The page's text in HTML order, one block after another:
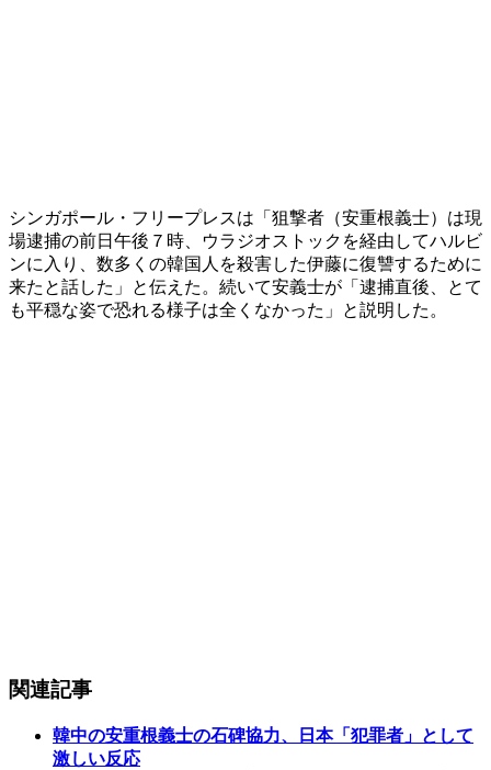
シンガポール・フリープレスは「狙撃者（安重根義士）は現
場逮捕の前日午後７時、ウラジオストックを経由してハルビ
ンに入り、数多くの韓国人を殺害した伊藤に復讐するために
来たと話した」と伝えた。続いて安義士が「逮捕直後、とて
も平穏な姿で恐れる様子は全くなかった」と説明した。
関連記事
韓中の安重根義士の石碑協力、日本「犯罪者」として
激しい反応